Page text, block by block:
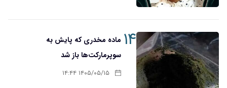
۱۴ ماده مخدری که پایش به
سوپرمارکت‌ها باز شد
۱۴۰۵/۰۵/۱۵ ۱۴:۴۴